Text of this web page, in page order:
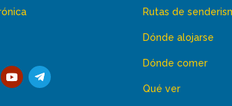
Rutas de
Dónde alojarse
Dónde comer
Qué ver